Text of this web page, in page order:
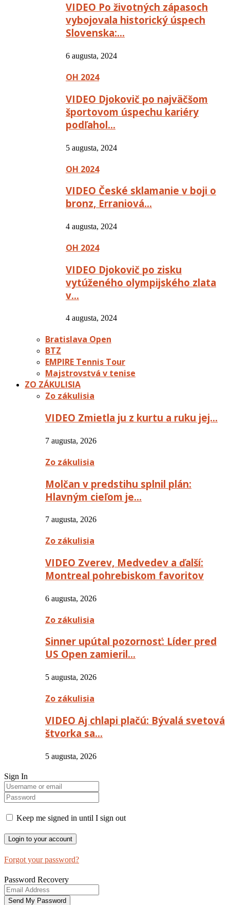
VIDEO Po životných zápasoch
vybojovala historický úspech
Slovenska:…
6 augusta, 2024
OH 2024
VIDEO Djokovič po najväčšom
športovom úspechu kariéry
podľahol…
5 augusta, 2024
OH 2024
VIDEO České sklamanie v boji o
bronz, Erraniová…
4 augusta, 2024
OH 2024
VIDEO Djokovič po zisku
vytúženého olympijského zlata
v…
4 augusta, 2024
Bratislava Open
BTZ
EMPIRE Tennis Tour
Majstrovstvá v tenise
ZO ZÁKULISIA
Zo zákulisia
VIDEO Zmietla ju z kurtu a ruku jej…
7 augusta, 2026
Zo zákulisia
Molčan v predstihu splnil plán:
Hlavným cieľom je…
7 augusta, 2026
Zo zákulisia
VIDEO Zverev, Medvedev a ďalší:
Montreal pohrebiskom favoritov
6 augusta, 2026
Zo zákulisia
Sinner upútal pozornosť: Líder pred
US Open zamieril…
5 augusta, 2026
Zo zákulisia
VIDEO Aj chlapi plačú: Bývalá svetová
štvorka sa…
5 augusta, 2026
Sign In
Keep me signed in until I sign out
Forgot your password?
Password Recovery